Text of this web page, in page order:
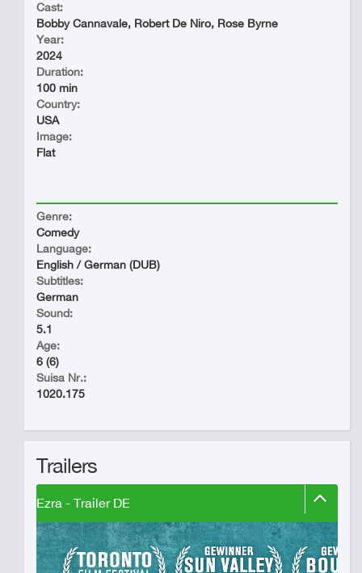
Cast:
Bobby Cannavale, Robert De Niro, Rose Byrne
Year:
2024
Duration:
100 min
Country:
USA
Image:
Flat
Genre:
Comedy
Language:
English / German (DUB)
Subtitles:
German
Sound:
5.1
Age:
6 (6)
Suisa Nr.:
1020.175
Trailers
Ezra - Trailer DE